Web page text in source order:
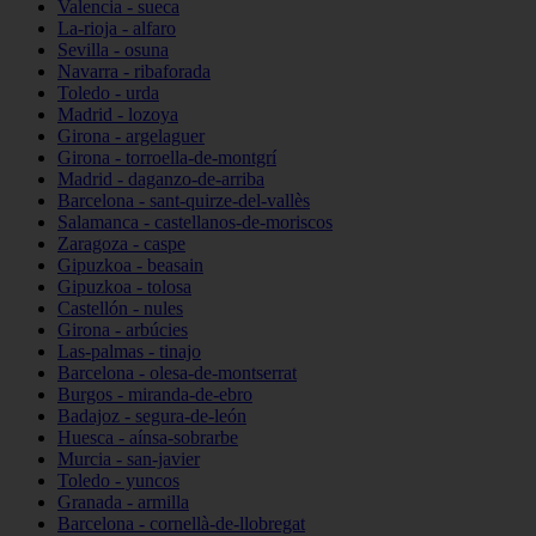
Valencia - sueca
La-rioja - alfaro
Sevilla - osuna
Navarra - ribaforada
Toledo - urda
Madrid - lozoya
Girona - argelaguer
Girona - torroella-de-montgrí
Madrid - daganzo-de-arriba
Barcelona - sant-quirze-del-vallès
Salamanca - castellanos-de-moriscos
Zaragoza - caspe
Gipuzkoa - beasain
Gipuzkoa - tolosa
Castellón - nules
Girona - arbúcies
Las-palmas - tinajo
Barcelona - olesa-de-montserrat
Burgos - miranda-de-ebro
Badajoz - segura-de-león
Huesca - aínsa-sobrarbe
Murcia - san-javier
Toledo - yuncos
Granada - armilla
Barcelona - cornellà-de-llobregat